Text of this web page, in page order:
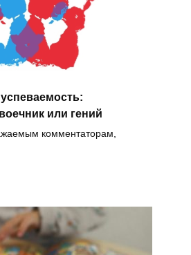
или гений
комментаторам,